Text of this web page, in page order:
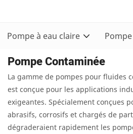
Pompe à eau claire
Pompe Contaminée
La gamme de pompes pour fluides
est conçue pour les applications
exigeantes. Spécialement conçues
abrasifs, corrosifs et chargés de
dégraderaient rapidement les